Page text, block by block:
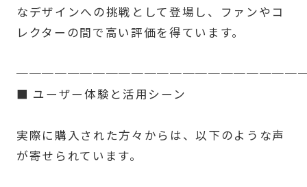
なデザインへの挑戦として登場し、ファンやコ
レクターの間で高い評価を得ています。
■ ユーザー体験と活用シーン
実際に購入された方々からは、以下のような声
が寄せられています。